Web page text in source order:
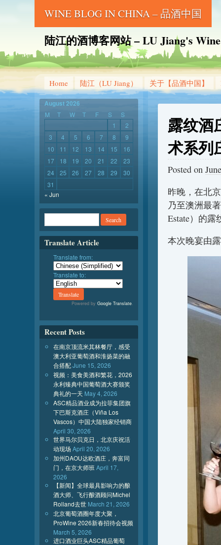
WINE BLOG IN CHINA – 品酒中国
陆江的酒博客网站 – LU Jiang's
Home 陆江（LU Jiang） 关于【品酒中国】
露纹酒
术系列
Posted on
昨晚，在北
乃至澳洲最
Estate）的
本次晚宴由
August 2026
M T W T F S
S
1
2
3
4 5 6 7 8
9
10
11 12 13 14 15
16
17
18 19 20 21 22
23
24
25 26 27 28 29
30
31
« Jun
Translate Article
Translate from:
Translate to:
Powered by Google Translate.
Recent Posts
在南京顶流米其林餐厅，感受
澳大利亚葡萄酒和淮扬菜的融
合搭配June 15, 2026
视频：美食美酒和繁花，2026
永利臻典中国葡萄酒大赛颁奖
典礼的一天 May 4, 2026
ASC精品酒业成为拉菲集团旗
下巴斯克酒庄（Viña Los
Vascos）中国大陆独家经销商
April 30, 2026
世界马尔贝克日，北京庆祝活
动现场April 20, 2026
加州DAOU达欧酒庄，奔富同
门，在京大师班 April 17,
2026
【新闻】全球最具影响力的酿
酒大师、飞行酿酒顾问Michel
Rolland去世 March 21, 2026
北京葡萄酒圈年度大聚，
ProWine 2026新春招待会视频
March 5, 2026
进口酒业巨头ASC精品葡萄